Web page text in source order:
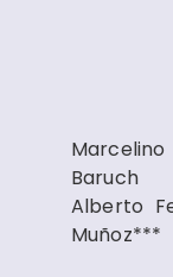
Alberto
Muñoz***